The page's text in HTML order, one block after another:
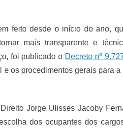
feito desde o início do ano,
mais transparente e
foi publicado o Decreto nº
os procedimentos gerais para
Jorge Ulisses Jacoby
dos ocupantes dos